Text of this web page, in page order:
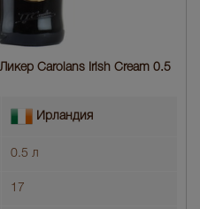
Carolans Irish Cream 0.5
Ирландия
0.5 л
17